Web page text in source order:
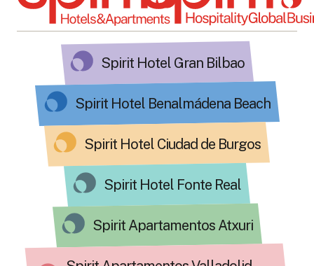
Spirit Hotel Gran Bilbao
Spirit Hotel Benalmádena Beach
Spirit Hotel Ciudad de Burgos
Spirit Hotel Fonte Real
Spirit Apartamentos Atxuri